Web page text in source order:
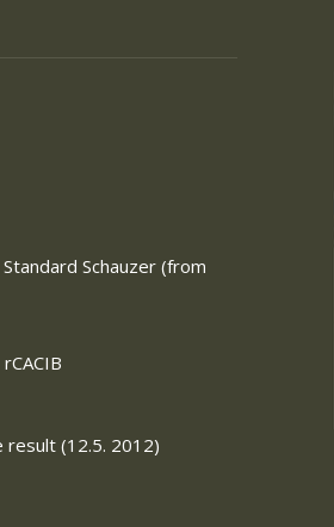
Schauzer (from
rCACIB
(12.5. 2012)